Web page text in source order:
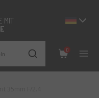
MIT
0